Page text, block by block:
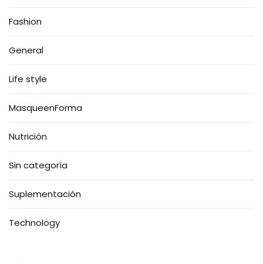
Fashion
General
Life style
MasqueenForma
Nutrición
Sin categoría
Suplementación
Technology